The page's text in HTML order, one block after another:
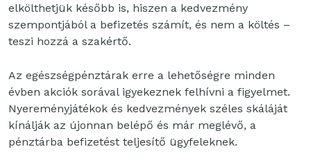
elkölthetjük később is, hiszen a kedvezmény
szempontjából a befizetés számít, és nem a költés –
teszi hozzá a szakértő.
Az egészségpénztárak erre a lehetőségre minden
évben akciók sorával igyekeznek felhívni a figyelmet.
Nyereményjátékok és kedvezmények széles skáláját
kínálják az újonnan belépő és már meglévő, a
pénztárba befizetést teljesítő ügyfeleknek.